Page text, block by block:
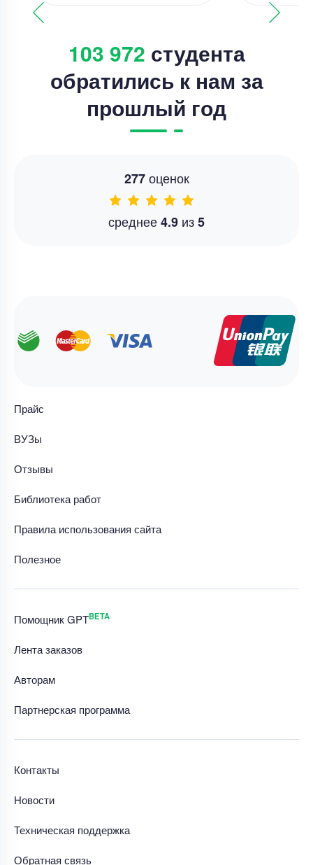
103 972 студента
обратились к нам за
прошлый год
277оценок
среднее4.9 из5
Прайс
ВУЗы
Отзывы
Библиотека работ
Правила использования сайта
Полезное
Помощник GPTBETA
Лента заказов
Авторам
Партнерская программа
Контакты
Новости
Техническая поддержка
Обратная связь